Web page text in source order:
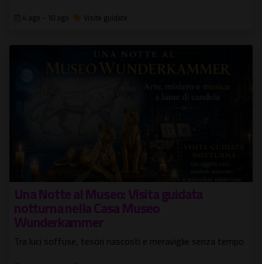
4 ago - 10 ago Visite guidate
Una Notte al Museo: Visita guidata
notturna nella Casa Museo
Wunderkammer
Tra luci soffuse, tesori nascosti e meraviglie senza tempo